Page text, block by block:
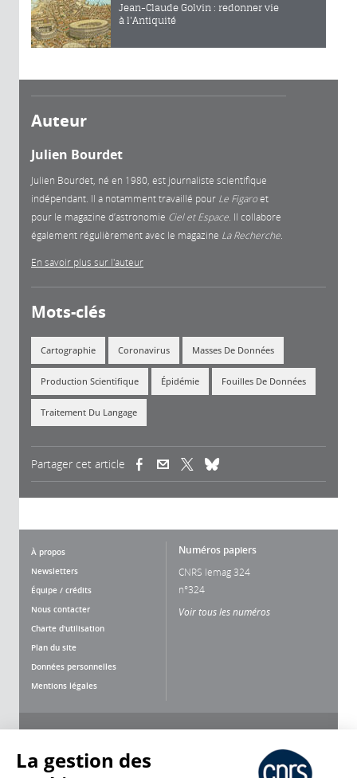
Jean-Claude Golvin : redonner vie
à l'Antiquité
Auteur
Julien Bourdet
Julien Bourdet, né en 1980, est journaliste scientifique
indépendant. Il a notamment travaillé pour Le Figaroet
pour le magazine d’astronomie Ciel et Espace . Il collabore
également régulièrement avec le magazine La Recherche.
En savoir plus sur l'auteur
Mots-clés
Cartographie Coronavirus Masses De Données
Production Scientifique Épidémie Fouilles De Données
Traitement Du Langage
Partager cet article (link is external)(link is external)
À propos
Newsletters
Équipe / crédits
Nous contacter
Charte d'utilisation
Plan du site
Données personnelles
Mentions légales
Numéros papiers
CNRS lemag 324
n°324
Voir tous les numéros
Nous suivre Partager
La gestion des